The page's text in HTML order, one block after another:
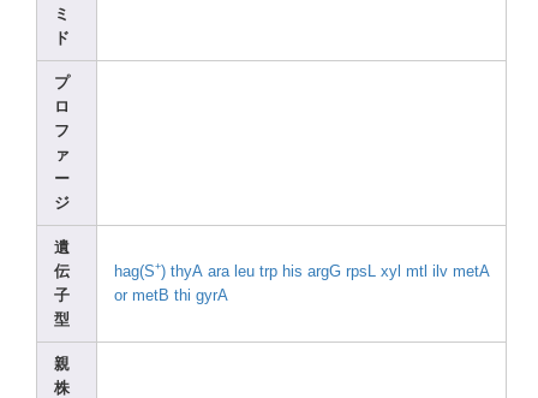
ミ
ド
プ
ロ
フ
ァ
ー
ジ
遺
伝
子
型
hag(S+) thyA ara leu trp his argG rpsL xyl mtl ilv metA
or metB thi gyrA
親
株